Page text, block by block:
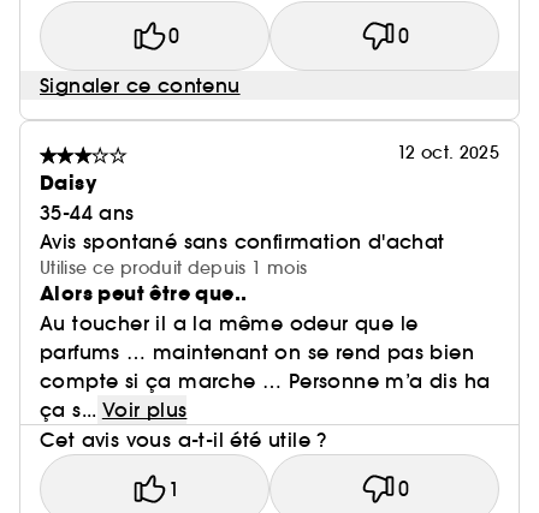
0 0
Signaler ce contenu
12 oct. 2025
Daisy
35-44 ans
Avis spontané sans confirmation d'achat
Utilise ce produit depuis 1 mois
Alors peut être que..
Au toucher il a la même odeur que le
parfums … maintenant on se rend pas bien
compte si ça marche … Personne m’a dis ha
ça s... Voir plus
Cet avis vous a-t-il été utile ?
1 0